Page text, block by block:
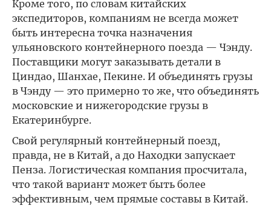
Кроме того, по словам китайских
экспедиторов, компаниям не всегда может
быть интересна точка назначения
ульяновского контейнерного поезда — Чэнду.
Поставщики могут заказывать детали в
Циндао, Шанхае, Пекине. И объединять грузы
в Чэнду — это примерно то же, что объединять
московские и нижегородские грузы в
Екатеринбурге.
Свой регулярный контейнерный поезд,
правда, не в Китай, а до Находки запускает
Пенза. Логистическая компания просчитала,
что такой вариант может быть более
эффективным, чем прямые составы в Китай.